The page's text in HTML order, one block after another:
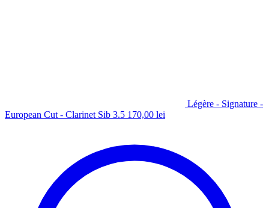
Légère - Signature -
European Cut - Clarinet Sib 3.5 170,00 lei